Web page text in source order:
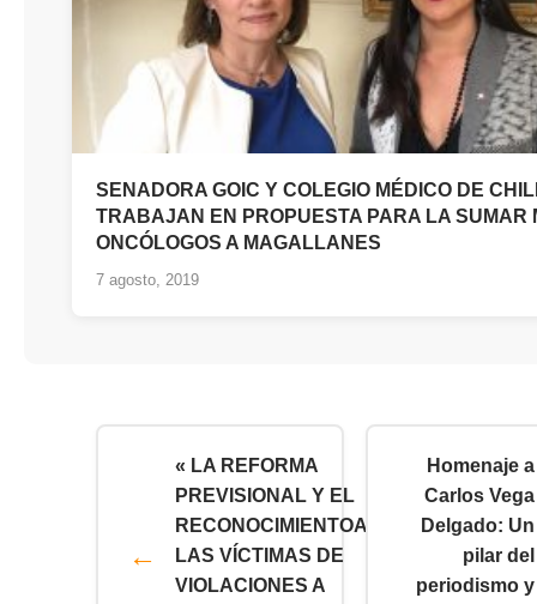
SENADORA GOIC Y COLEGIO MÉDICO DE
TRABAJAN EN PROPUESTA PARA LA SUMAR
ONCÓLOGOS A MAGALLANES
7 agosto, 2019
« LA REFORMA
PREVISIONAL Y EL
RECONOCIMIENTOA
LAS VÍCTIMAS DE
VIOLACIONES A
Homenaje a
Carlos Vega
Delgado: Un
pilar del
periodismo y